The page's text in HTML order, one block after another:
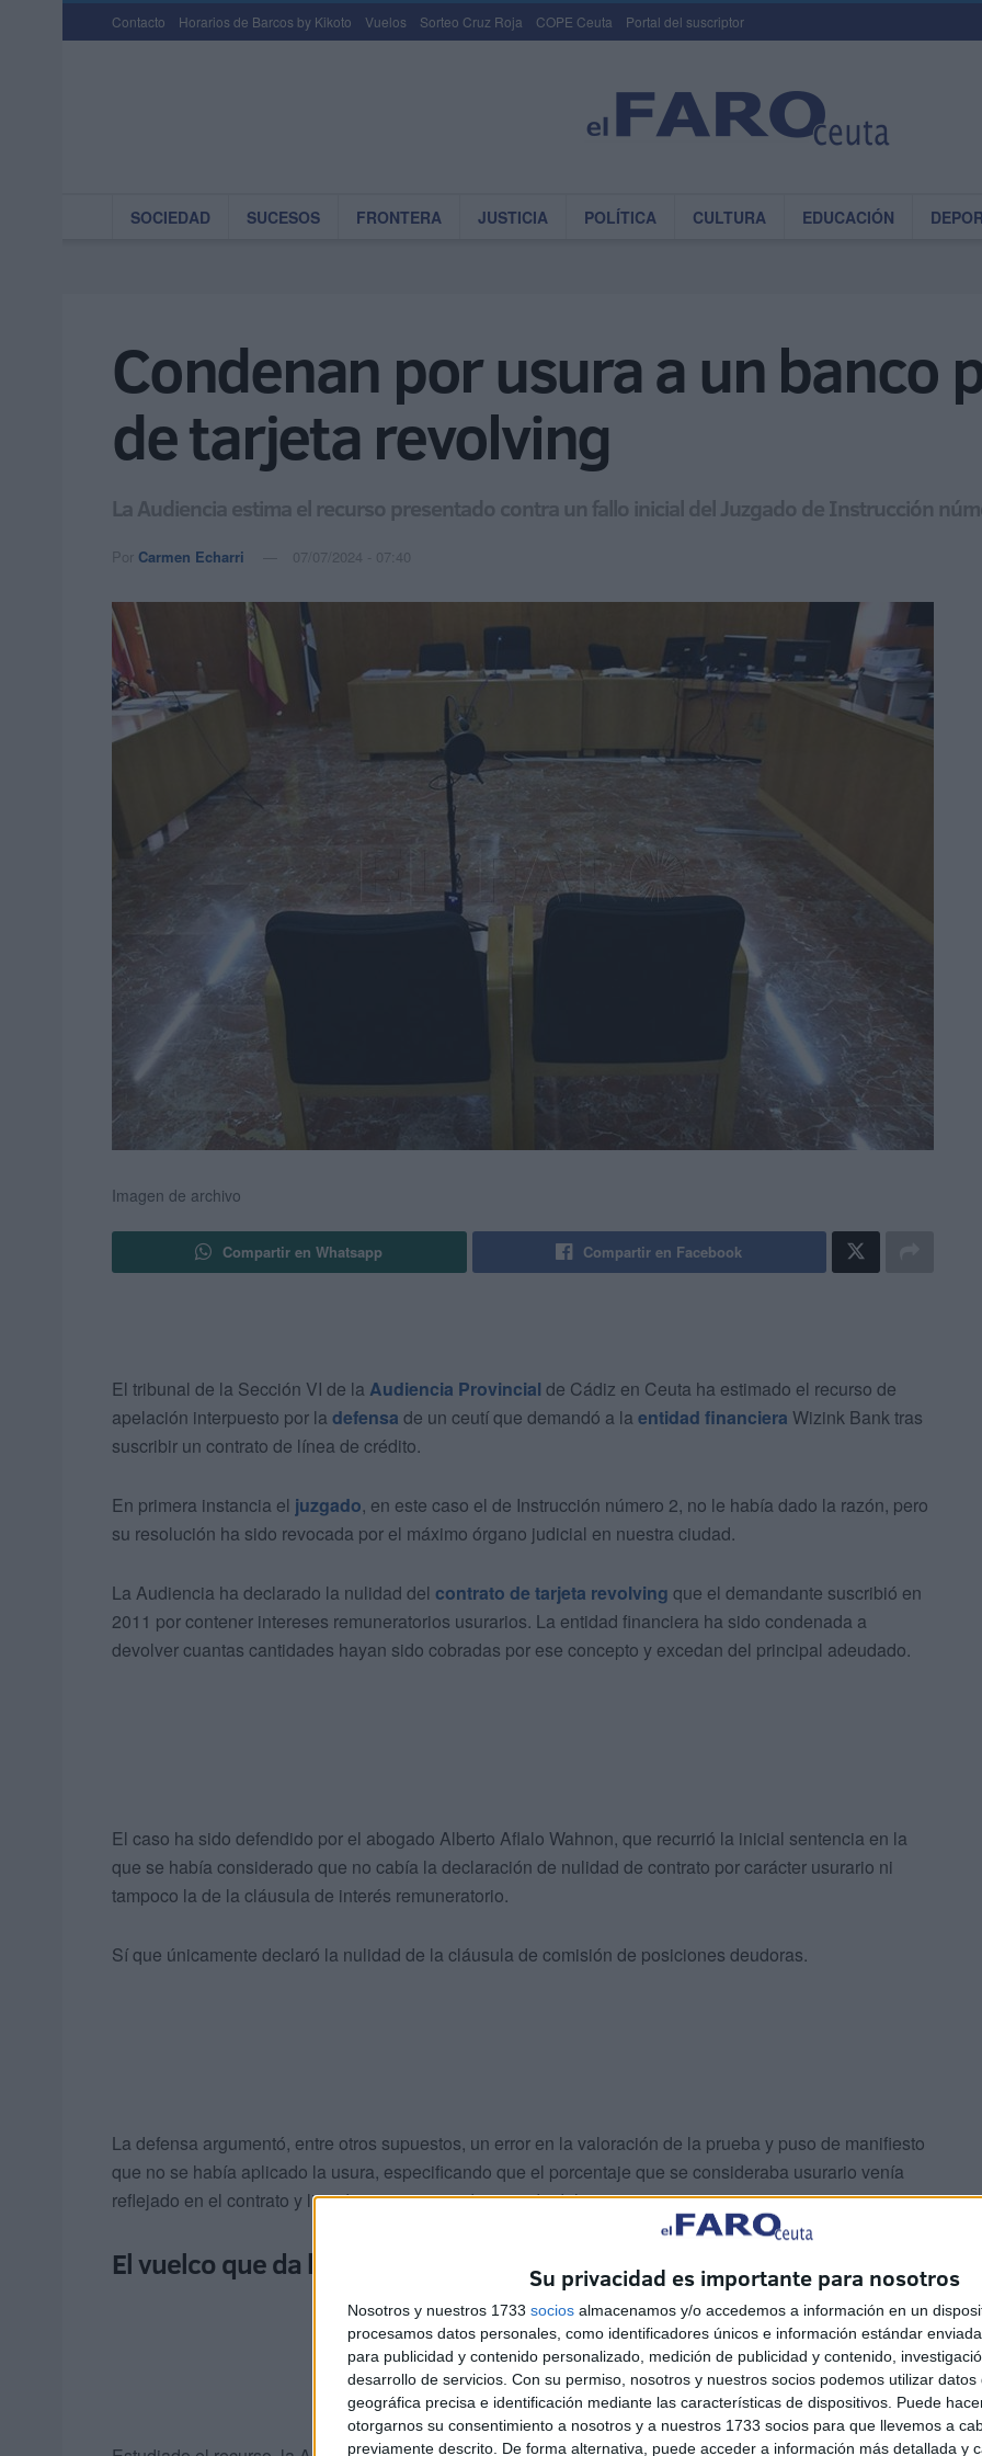
Su privacidad es importante para nosotros
Nosotros y nuestros 1733 socios almacenamos y/o accedemos a información en un
procesamos datos personales, como identificadores únicos e información estándar
para publicidad y contenido personalizado, medición de publicidad y contenido,
desarrollo de servicios. Con su permiso, nosotros y nuestros socios podemos utilizar datos
geográfica precisa e identificación mediante las características de dispositivos. Puede
otorgarnos su consentimiento a nosotros y a nuestros 1733 socios para que llevemos a
previamente descrito. De forma alternativa, puede acceder a información más detallada y
Contacto Horarios de Barcos by Kikoto Vuelos Sorteo Cruz Roja COPE Ceuta Portal del suscriptor
SOCIEDAD SUCESOS FRONTERA JUSTICIA POLÍTICA CULTURA EDUCACIÓN
Condenan por usura a un banco
de tarjeta revolving
La Audiencia estima el recurso presentado contra un fallo inicial del Juzgado de Instrucción
Por Carmen Echarri 07/07/2024 - 07:40
Imagen de archivo
Compartir en Whatsapp Compartir en Facebook
El tribunal de la Sección VI de la Audiencia Provincial de Cádiz en Ceuta ha estimado el recurso de
apelación interpuesto por la defensa de un ceutí que demandó a la entidad financiera Wizink Bank tras
suscribir un contrato de línea de crédito.
En primera instancia el juzgado, en este caso el de Instrucción número 2, no le había dado la razón, pero
su resolución ha sido revocada por el máximo órgano judicial en nuestra ciudad.
La Audiencia ha declarado la nulidad del contrato de tarjeta revolving que el demandante suscribió en
2011 por contener intereses remuneratorios usurarios. La entidad financiera ha sido condenada a
devolver cuantas cantidades hayan sido cobradas por ese concepto y excedan del principal adeudado.
El caso ha sido defendido por el abogado Alberto Aflalo Wahnon, que recurrió la inicial sentencia en la
que se había considerado que no cabía la declaración de nulidad de contrato por carácter usurario ni
tampoco la de la cláusula de interés remuneratorio.
Sí que únicamente declaró la nulidad de la cláusula de comisión de posiciones deudoras.
La defensa argumentó, entre otros supuestos, un error en la valoración de la prueba y puso de manifiesto
que no se había aplicado la usura, especificando que el porcentaje que se consideraba usurario venía
reflejado en el contrato y liquidaciones aportadas siendo del 26,82%.
El vuelco que da la Audiencia al fallo inicial